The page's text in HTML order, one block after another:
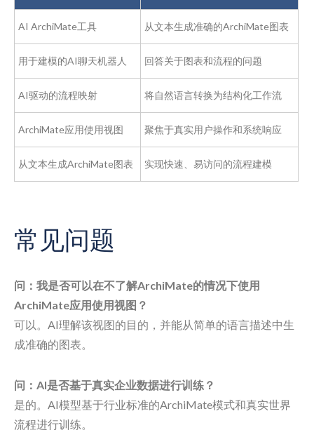
AI ArchiMate工具 从文本生成准确的ArchiMate图表
用于建模的AI聊天机器人 回答关于图表和流程的问题
AI驱动的流程映射 将自然语言转换为结构化工作流
ArchiMate应用使用视图 聚焦于真实用户操作和系统响应
从文本生成ArchiMate图表 实现快速、易访问的流程建模
常见问题
问：我是否可以在不了解ArchiMate的情况下使用
ArchiMate应用使用视图？
可以。AI理解该视图的目的，并能从简单的语言描述中生
成准确的图表。
问：AI是否基于真实企业数据进行训练？
是的。AI模型基于行业标准的ArchiMate模式和真实世界
流程进行训练。